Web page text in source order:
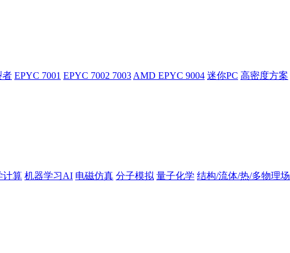
者 EPYC 7001 EPYC 7002 7003 AMD EPYC 9004 迷你PC 高密度方案
计算 机器学习AI 电磁仿真 分子模拟 量子化学 结构/流体/热/多物理场